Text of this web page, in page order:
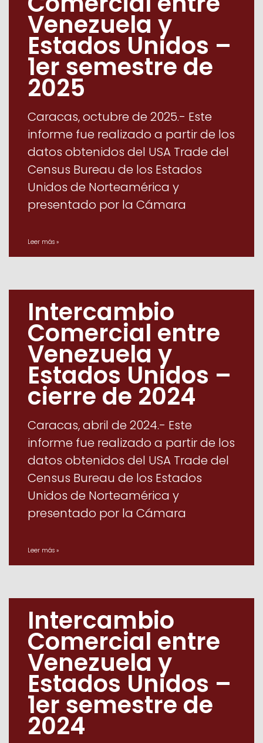
Venezuela y
Estados Unidos –
1er semestre de
2025
Caracas, octubre de 2025.- Este
informe fue realizado a partir de los
datos obtenidos del USA Trade del
Census Bureau de los Estados
Unidos de Norteamérica y
presentado por la Cámara
Leer más »
Intercambio
Comercial entre
Venezuela y
Estados Unidos –
cierre de 2024
Caracas, abril de 2024.- Este
informe fue realizado a partir de los
datos obtenidos del USA Trade del
Census Bureau de los Estados
Unidos de Norteamérica y
presentado por la Cámara
Leer más »
Intercambio
Comercial entre
Venezuela y
Estados Unidos –
1er semestre de
2024